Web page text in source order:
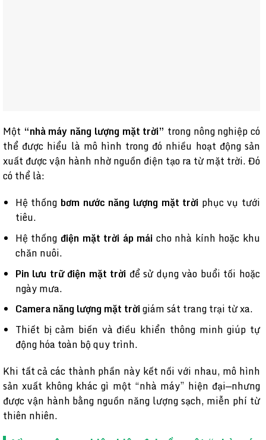
Một “nhà máy năng lượng mặt trời” trong nông nghiệp có
thể được hiểu là mô hình trong đó nhiều hoạt động sản
xuất được vận hành nhờ nguồn điện tạo ra từ mặt trời. Đó
có thể là:
Hệ thống bơm nước năng lượng mặt trời phục vụ tưới
tiêu.
Hệ thống điện mặt trời áp mái cho nhà kính hoặc khu
chăn nuôi.
Pin lưu trữ điện mặt trời để sử dụng vào buổi tối hoặc
ngày mưa.
Camera năng lượng mặt trờigiám sát trang trại từ xa.
Thiết bị cảm biến và điều khiển thông minh giúp tự
động hóa toàn bộ quy trình.
Khi tất cả các thành phần này kết nối với nhau, mô hình
sản xuất không khác gì một “nhà máy” hiện đại—nhưng
được vận hành bằng nguồn năng lượng sạch, miễn phí từ
thiên nhiên.